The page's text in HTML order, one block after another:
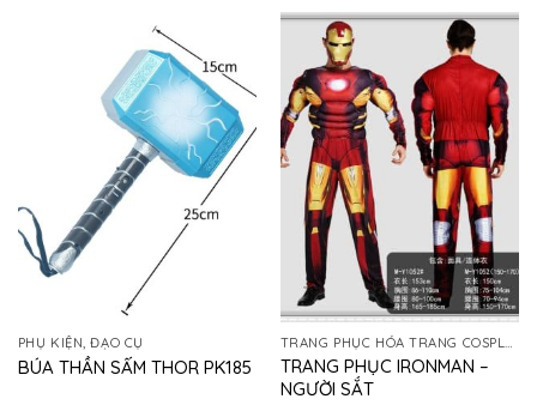
PHỤ KIỆN, ĐẠO CỤ
BÚA THẦN SẤM THOR PK185
TRANG PHỤC HÓA TRANG COSPLAY
TRANG PHỤC IRONMAN –
NGƯỜI SẮT